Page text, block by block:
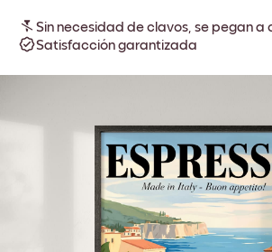
Sin necesidad de clavos, se pegan a
Satisfacción garantizada